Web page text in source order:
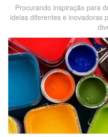
Procurando inspiração para
ideias diferentes e inovadoras